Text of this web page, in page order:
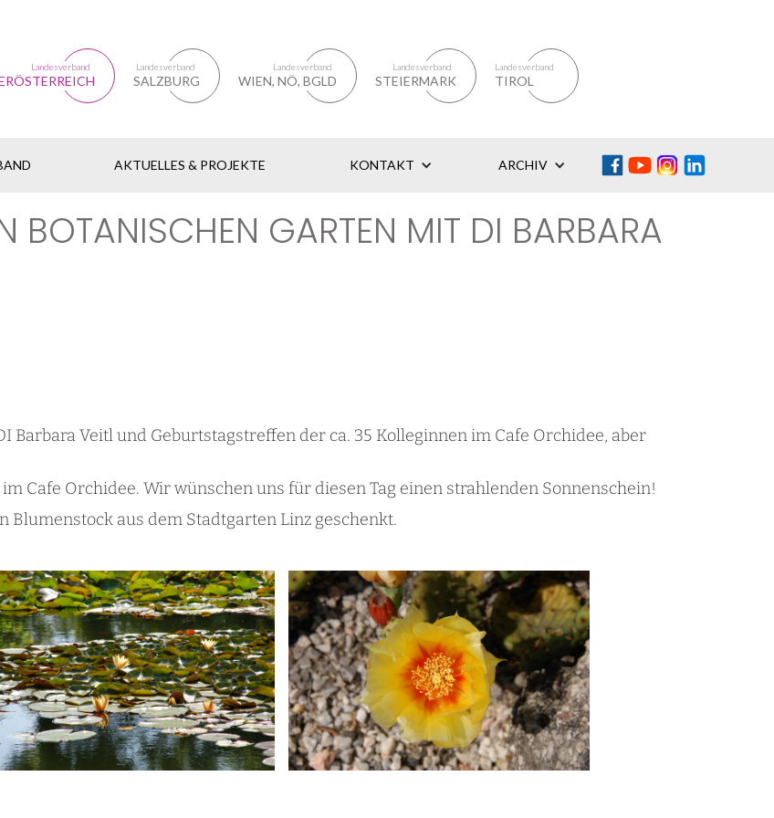
Landesverband Landesverband
SALZBURG
Landesverband
WIEN, NÖ, BGLD
Landesverband
STEIERMARK
Landesverband
TIROL
AKTUELLES & PROJEKTE KONTAKT ARCHIV
BOTANISCHEN GARTEN MIT DI BARBARA
Barbara Veitl und Geburtstagstreffen der ca. 35 Kolleginnen im Cafe Orchidee, aber
Cafe Orchidee. Wir wünschen uns für diesen Tag einen strahlenden Sonnenschein!
aus dem Stadtgarten Linz geschenkt.